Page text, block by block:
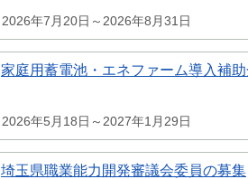
2026年7月20日～2026年8月31日
家庭用蓄電池・エネファーム導入補
2026年5月18日～2027年1月29日
埼玉県職業能力開発審議会委員の募集